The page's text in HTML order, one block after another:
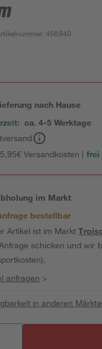
:456940
nach Hause
ca. 4-5 Werktage
Versandkosten | frei
im Markt
bestellbar
Artikel ist im Markt
schicken und wir
anfragen >
in anderen